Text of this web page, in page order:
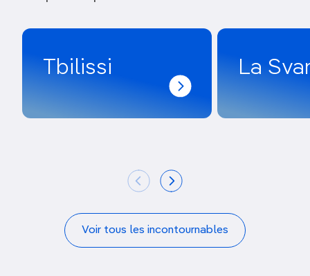
Tbilissi La
Voir tous les incontournables